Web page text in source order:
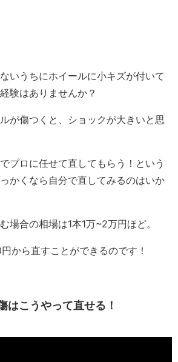
いうちにホイールに小キズが付いて
験はありませんか？
が傷つくと、ショックが大きいと思
プロに任せて直してもらう！という
かくなら自分で直してみるのはいか
場合の相場は1本1万~2万円ほど。
から直すことができるのです！
はこうやって直せる！